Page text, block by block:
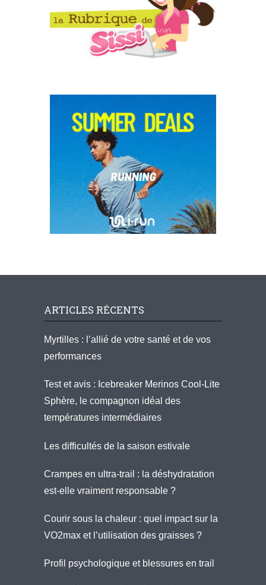
ARTICLES RÉCENTS
Myrtilles : l’allié de votre santé et de vos
performances
Test et avis : Icebreaker Merinos Cool-Lite
Sphère, le compagnon idéal des
températures intermédiaires
Les difficultés de la saison estivale
Crampes en ultra-trail : la déshydratation
est-elle vraiment responsable ?
Courir sous la chaleur : quel impact sur la
VO2max et l’utilisation des graisses ?
Profil psychologique et blessures en trail